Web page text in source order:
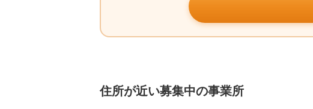
住所が近い募集中の事業所